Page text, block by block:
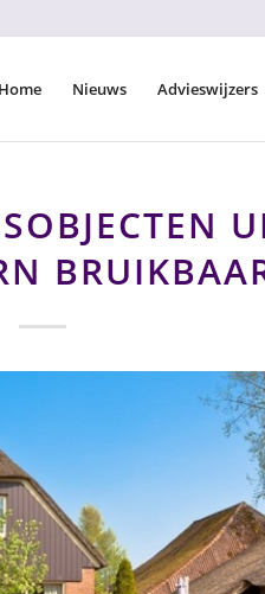
Nieuws Advieswijzers